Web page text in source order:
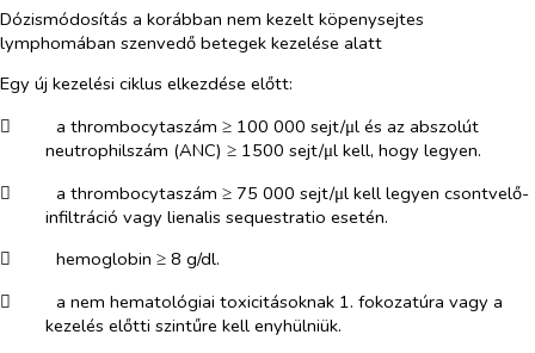
Dózismódosítás a korábban nem kezelt köpenysejtes
lymphomában szenvedő betegek kezelése alatt
Egy új kezelési ciklus elkezdése előtt:
​
a thrombocytaszám ≥ 100 000 sejt/μl és az abszolút
neutrophilszám (ANC) ≥ 1500 sejt/μl kell, hogy legyen.
​
a thrombocytaszám ≥ 75 000 sejt/μl kell legyen csontvelő-
infiltráció vagy lienalis sequestratio esetén.
​
hemoglobin ≥ 8 g/dl.
​
a nem hematológiai toxicitásoknak 1. fokozatúra vagy a
kezelés előtti szintűre kell enyhülniük.